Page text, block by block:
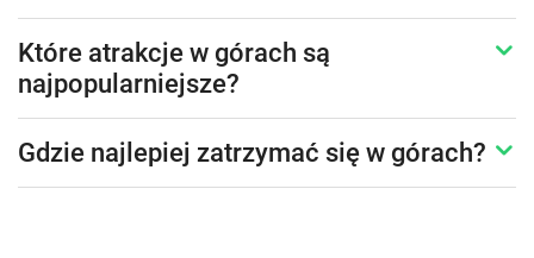
Które atrakcje w górach są
najpopularniejsze?
Gdzie najlepiej zatrzymać się w górach?